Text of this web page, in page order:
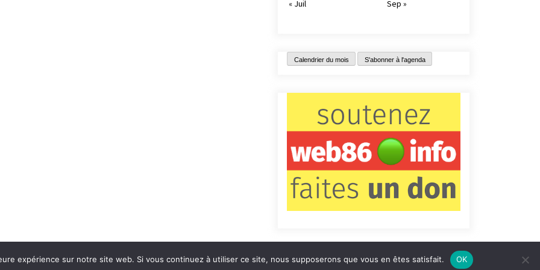
« Juil
Sep »
Calendrier du mois S'abonner à l'agenda
Contact Qui sommes-nous ? Informations légales
expérience sur notre site web. Si vous continuez à utiliser ce site, nous supposerons que vous en êtes satisfait. OK